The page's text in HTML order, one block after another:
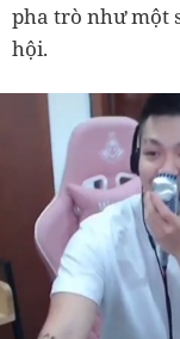
pha trò như một
hội.